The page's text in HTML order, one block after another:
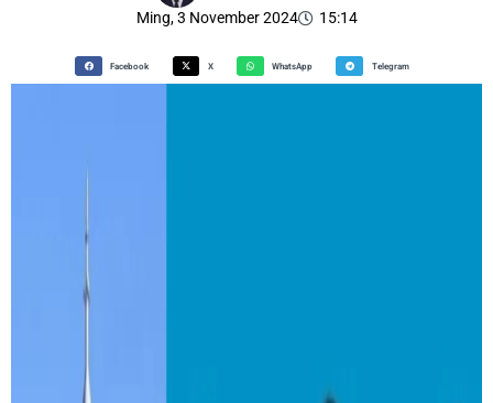
Ming, 3 November 2024 15:14
Facebook X WhatsApp Telegram